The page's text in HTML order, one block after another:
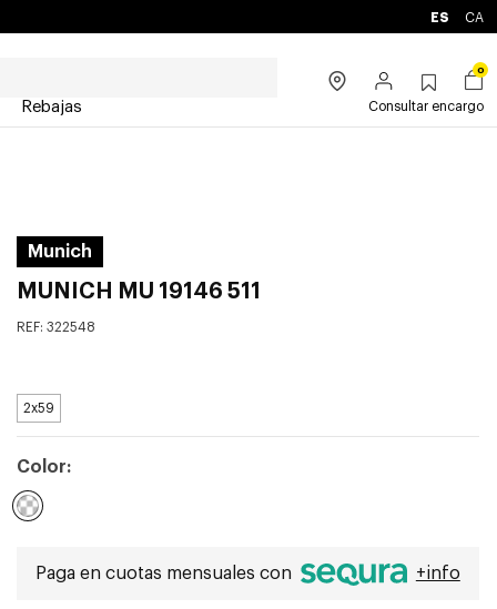
ES CA
Rebajas
0
Consultar encargo
completa
Munich
MUNICH MU 19146 511
REF: 322548
2x59
Color:
Paga en cuotas mensuales con +info